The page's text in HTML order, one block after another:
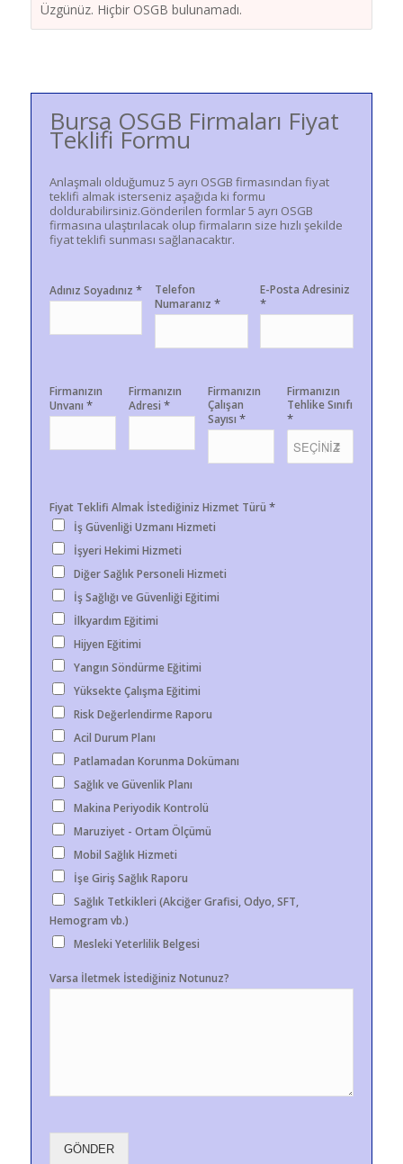
Üzgünüz. Hiçbir OSGB bulunamadı.
Bursa OSGB Firmaları Fiyat
Teklifi Formu
Anlaşmalı olduğumuz 5 ayrı OSGB firmasından fiyat
teklifi almak isterseniz aşağıda ki formu
doldurabilirsiniz.Gönderilen formlar 5 ayrı OSGB
firmasına ulaştırılacak olup firmaların size hızlı şekilde
fiyat teklifi sunması sağlanacaktır.
Adınız Soyadınız *
Telefon
Numaranız*
E-Posta Adresiniz
*
Firmanızın
Unvanı *
Firmanızın
Adresi *
Firmanızın
Çalışan
Sayısı *
Firmanızın
Tehlike Sınıfı
*
Fiyat Teklifi Almak İstediğiniz Hizmet Türü *
İş Güvenliği Uzmanı Hizmeti
İşyeri Hekimi Hizmeti
Diğer Sağlık Personeli Hizmeti
İş Sağlığı ve Güvenliği Eğitimi
İlkyardım Eğitimi
Hijyen Eğitimi
Yangın Söndürme Eğitimi
Yüksekte Çalışma Eğitimi
Risk Değerlendirme Raporu
Acil Durum Planı
Patlamadan Korunma Dokümanı
Sağlık ve Güvenlik Planı
Makina Periyodik Kontrolü
Maruziyet - Ortam Ölçümü
Mobil Sağlık Hizmeti
İşe Giriş Sağlık Raporu
Sağlık Tetkikleri (Akciğer Grafisi, Odyo, SFT,
Hemogram vb.)
Mesleki Yeterlilik Belgesi
Varsa İletmek İstediğiniz Notunuz?
GÖNDER